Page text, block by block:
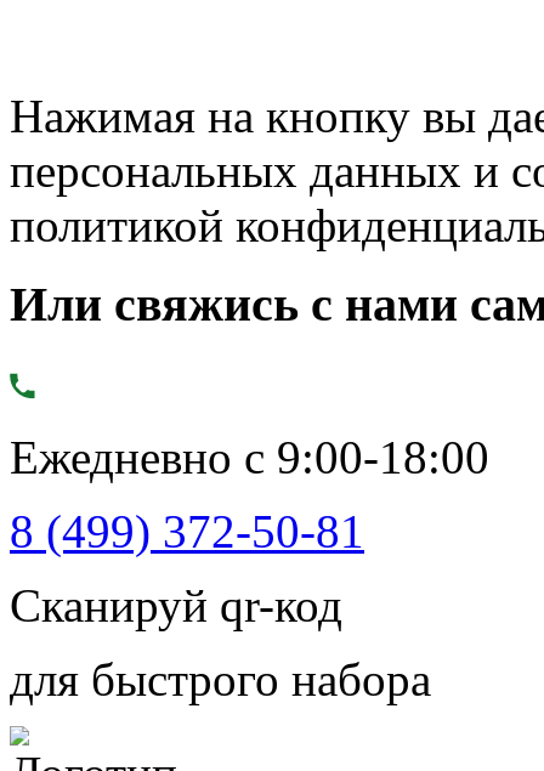
Нажимая на кнопку вы
персональных данных и
политикой
Или свяжись с нами
Ежедневно с 9:00-18:00
8 (499) 372-50-81
Сканируй qr-код
для быстрого набора